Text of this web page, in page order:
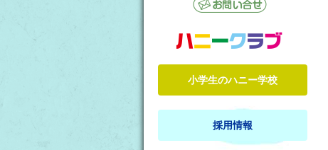
小学生のハニー学校
採用情報